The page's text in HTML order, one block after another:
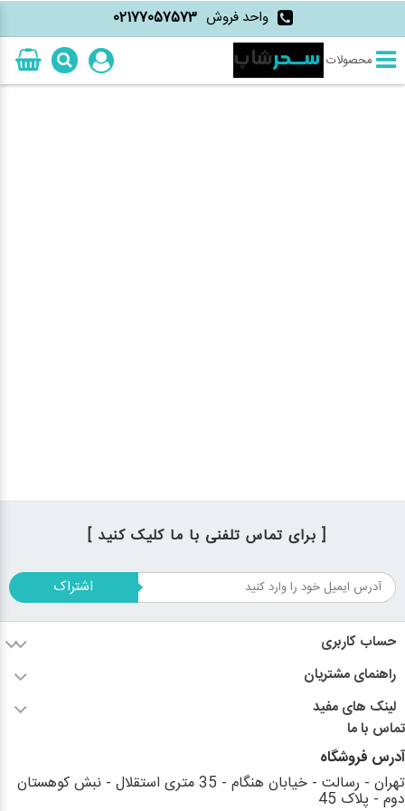
واحد فروش 02177057573
محصولات
[ برای تماس تلفنی با ما کلیک کنید ]
اشتراک
حساب کاربری
راهنمای مشتریان
لینک های مفید
تماس با ما
آدرس فروشگاه
تهران - رسالت - خیابان هنگام - 35 متری استقلال - نبش کوهستان
دوم - پلاک 45